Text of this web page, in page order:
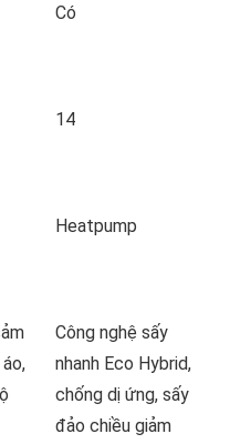
Có
14
Heatpump
Công nghệ sấy
nhanh Eco Hybrid,
chống dị ứng, sấy
đảo chiều giảm